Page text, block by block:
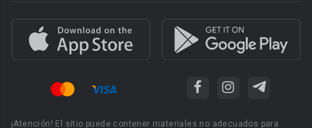
¡Atención! El sitio puede contener materiales no adecuados para